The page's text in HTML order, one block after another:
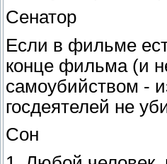
Сенатор
Если в фильме
конце фильма (и
самоубийством -
госдеятелей не
Сон